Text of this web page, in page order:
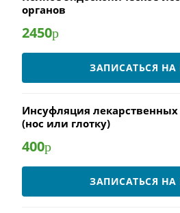
органов
2450р
ЗАПИСАТЬСЯ
Инсуфляция лекарственных
(нос или глотку)
400р
ЗАПИСАТЬСЯ